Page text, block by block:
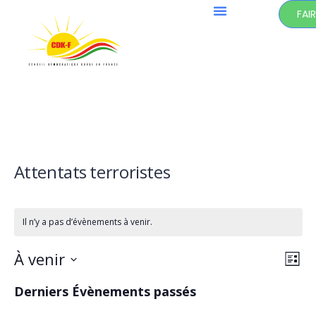
Attentats terroristes
Il n’y a pas d’évènements à venir.
Liste
À venir
une
date.
Derniers Évènements passés